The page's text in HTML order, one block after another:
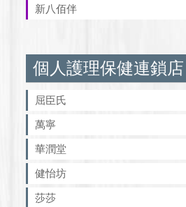
新八佰伴
個人護理保健連鎖店
屈臣氏
萬寧
華潤堂
健怡坊
莎莎